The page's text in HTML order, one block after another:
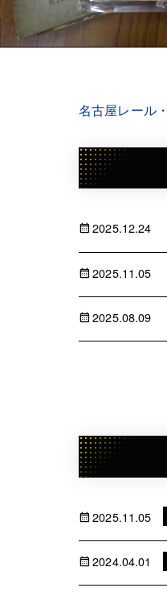
名古屋レール
2025.12.24
2025.11.05
2025.08.09
2025.11.05
2024.04.01